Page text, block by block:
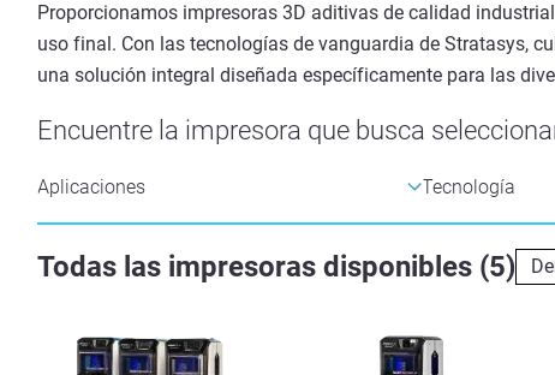
Proporcionamos impresoras 3D aditivas de calidad
uso final. Con las tecnologías de vanguardia de Stratasys,
una solución integral diseñada específicamente para las
Encuentre la impresora que busca
Todas las impresoras disponibles (5)